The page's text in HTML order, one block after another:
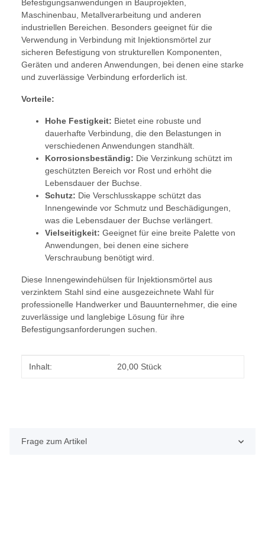
Befestigungsanwendungen in Bauprojekten,
Maschinenbau, Metallverarbeitung und anderen
industriellen Bereichen. Besonders geeignet für die
Verwendung in Verbindung mit Injektionsmörtel zur
sicheren Befestigung von strukturellen Komponenten,
Geräten und anderen Anwendungen, bei denen eine starke
und zuverlässige Verbindung erforderlich ist.
Vorteile:
Hohe Festigkeit: Bietet eine robuste und
dauerhafte Verbindung, die den Belastungen in
verschiedenen Anwendungen standhält.
Korrosionsbeständig: Die Verzinkung schützt im
geschützten Bereich vor Rost und erhöht die
Lebensdauer der Buchse.
Schutz: Die Verschlusskappe schützt das
Innengewinde vor Schmutz und Beschädigungen,
was die Lebensdauer der Buchse verlängert.
Vielseitigkeit: Geeignet für eine breite Palette von
Anwendungen, bei denen eine sichere
Verschraubung benötigt wird.
Diese Innengewindehülsen für Injektionsmörtel aus
verzinktem Stahl sind eine ausgezeichnete Wahl für
professionelle Handwerker und Bauunternehmer, die eine
zuverlässige und langlebige Lösung für ihre
Befestigungsanforderungen suchen.
Produkteigenschaft
Wert
Inhalt: 20,00 Stück
Frage zum Artikel